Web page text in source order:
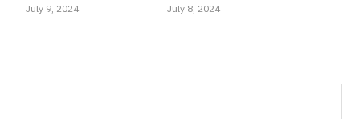
July 9, 2024 July 8, 2024